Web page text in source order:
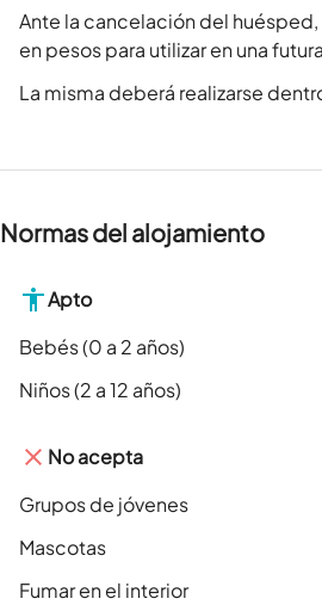
Ante la cancelación del
en pesos para utilizar en una
La misma deberá realizarse
Normas del alojamiento
Apto
Bebés (0 a 2 años)
Niños (2 a 12 años)
No acepta
Grupos de jóvenes
Mascotas
Fumar en el interior